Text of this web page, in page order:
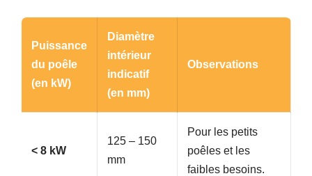
Puissance
du poêle
(en kW)
Diamètre
intérieur
indicatif
(en mm)
Observations
< 8 kW
125 – 150
mm
Pour les petits
poêles et les
faibles besoins.